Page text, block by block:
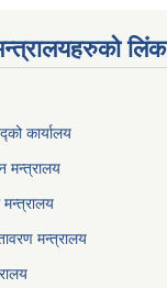
लिंक
कार्यालय
मन्त्रालय
मन्त्रालय
मन्त्रालय